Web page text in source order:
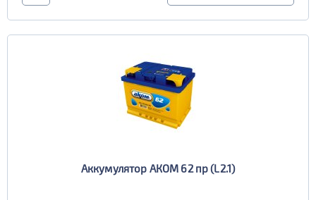
Аккумулятор АКОМ 62 пр (L2.1)